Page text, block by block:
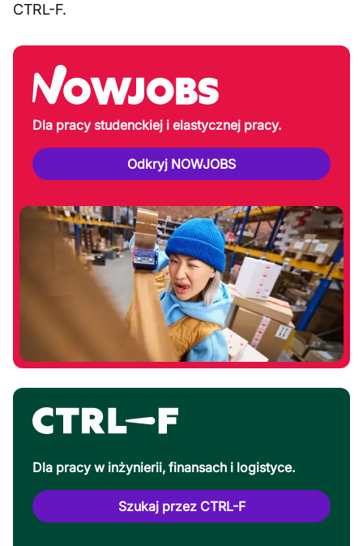
CTRL-F.
Dla pracy studenckiej i elastycznej pracy.
Odkryj NOWJOBS
Dla pracy w inżynierii, finansach i logistyce.
Szukaj przez CTRL-F